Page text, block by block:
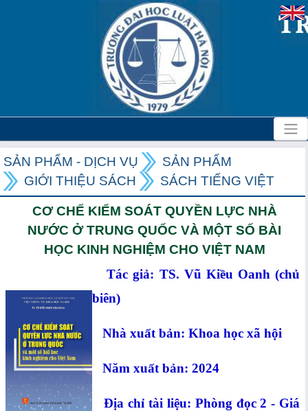
SẢN PHẨM - DỊCH VỤ
SẢN PHẨM
GIỚI THIỆU SÁCH
SÁCH TIẾNG VIỆT
CƠ CHẾ KIỂM SOÁT QUYỀN LỰC NHÀ
NƯỚC Ở TRUNG QUỐC VÀ MỘT SỐ BÀI
HỌC KINH NGHIỆM CHO VIỆT NAM
Tác giả: TS. Vũ Kiều Oanh (chủ
biên)
Nhà xuất bản: Khoa học xã hội
Năm xuất bản: 2024
Địa chỉ tài liệu: Phòng đọc 2 - Giá